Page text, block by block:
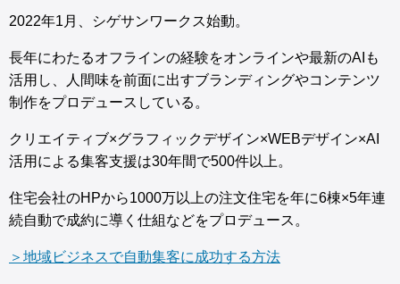
2022年1月、シゲサンワークス始動。
長年にわたるオフラインの経験をオンラインや最新のAIも
活用し、人間味を前面に出すブランディングやコンテンツ
制作をプロデュースしている。
クリエイティブ×グラフィックデザイン×WEBデザイン×AI
活用による集客支援は30年間で500件以上。
住宅会社のHPから1000万以上の注文住宅を年に6棟×5年連
続自動で成約に導く仕組などをプロデュース。
＞地域ビジネスで自動集客に成功する方法